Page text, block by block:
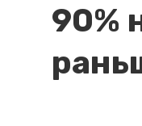
90%